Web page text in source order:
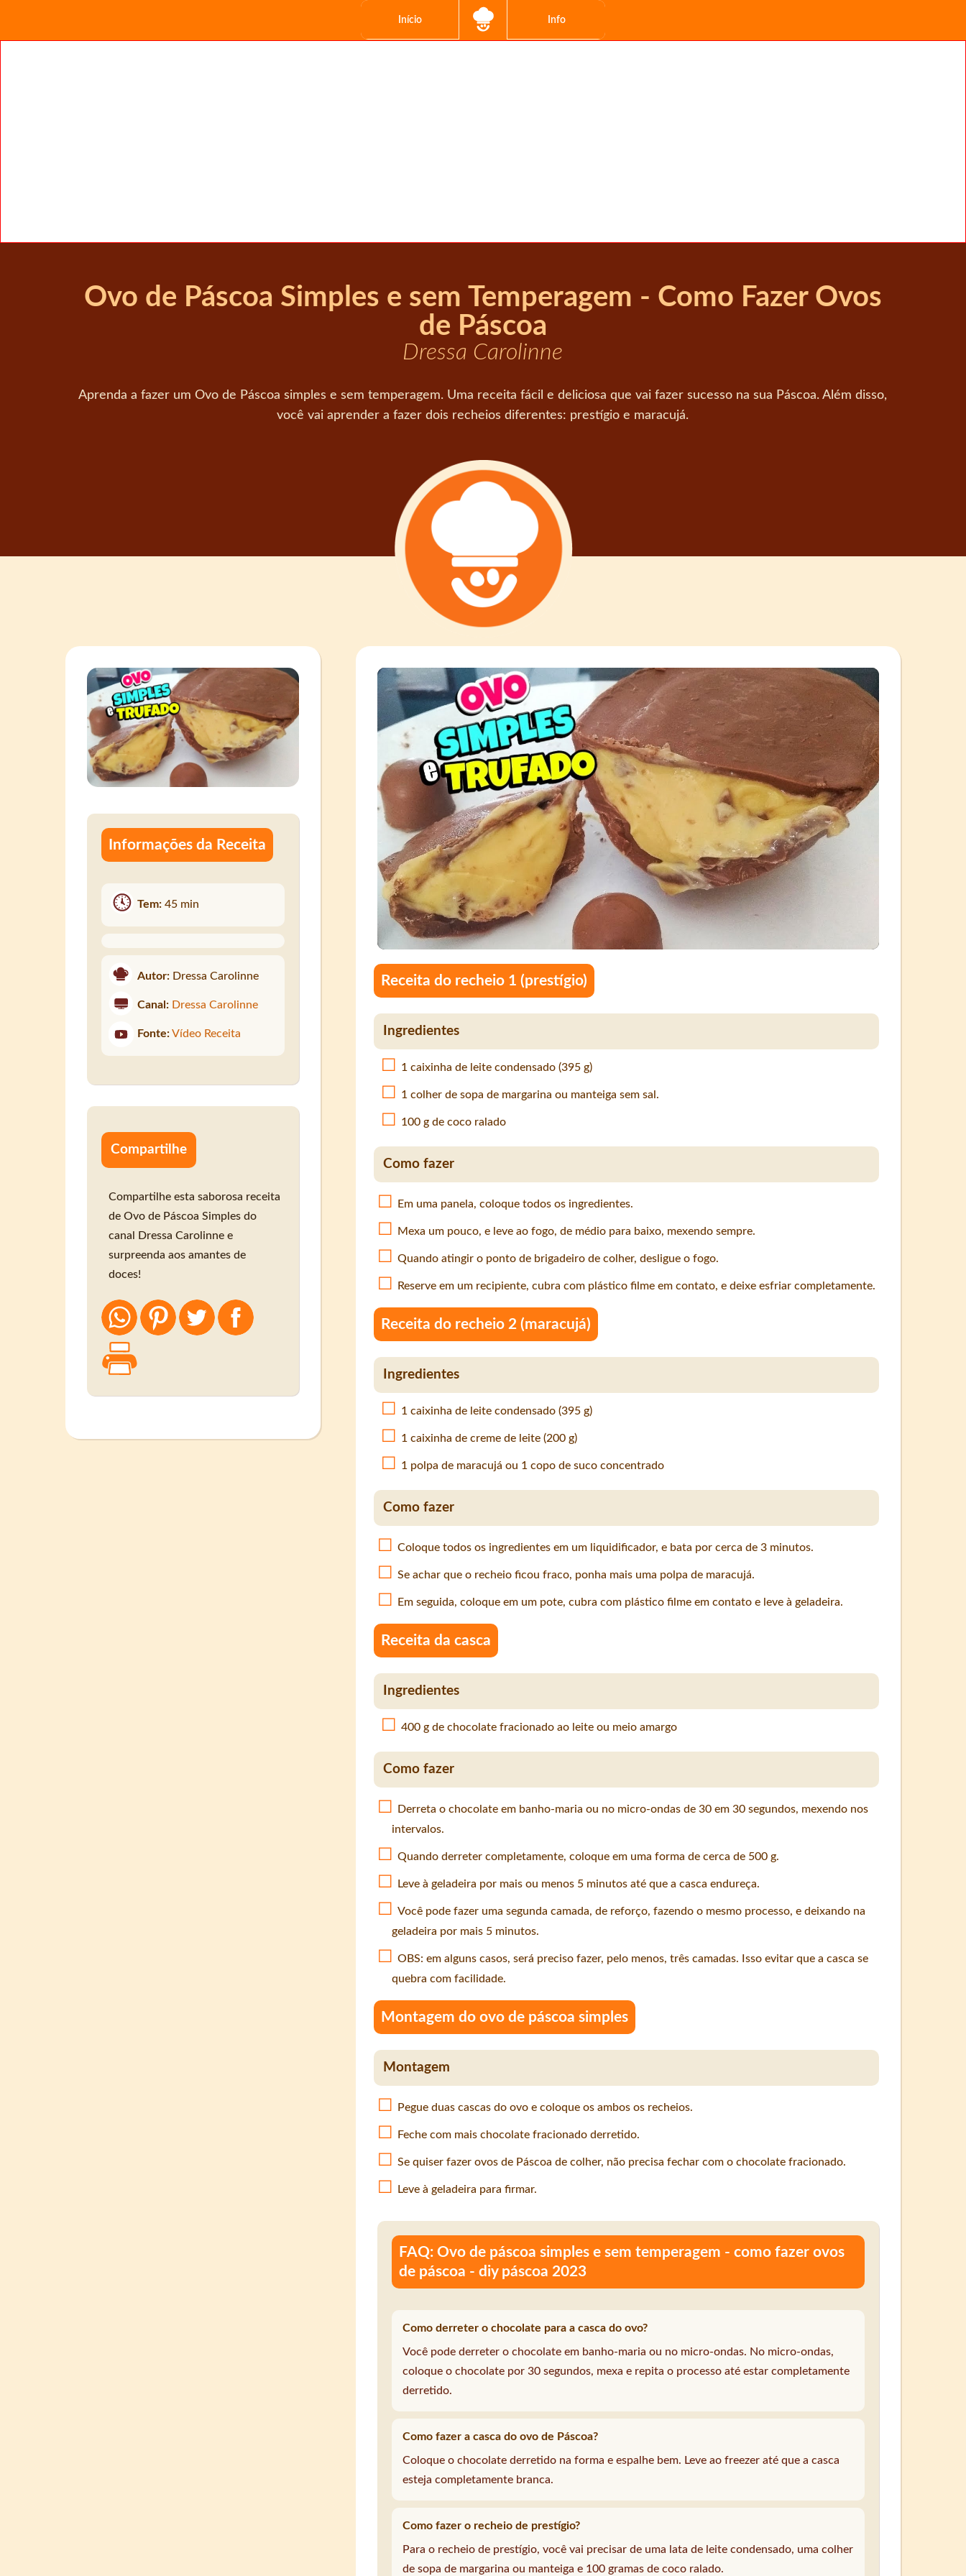
Início Info
Ovo de Páscoa Simples e sem Temperagem - Como Fazer Ovos
de Páscoa
Dressa Carolinne
Aprenda a fazer um Ovo de Páscoa simples e sem temperagem. Uma receita fácil e deliciosa que vai fazer sucesso na sua Páscoa. Além disso,
você vai aprender a fazer dois recheios diferentes: prestígio e maracujá.
Receita do recheio 1 (prestígio)
Ingredientes
1 caixinha de leite condensado (395 g)
1 colher de sopa de margarina ou manteiga sem sal.
100 g de coco ralado
Como fazer
Em uma panela, coloque todos os ingredientes.
Mexa um pouco, e leve ao fogo, de médio para baixo, mexendo sempre.
Quando atingir o ponto de brigadeiro de colher, desligue o fogo.
Reserve em um recipiente, cubra com plástico filme em contato, e deixe esfriar completamente.
Receita do recheio 2 (maracujá)
Ingredientes
1 caixinha de leite condensado (395 g)
1 caixinha de creme de leite (200 g)
1 polpa de maracujá ou 1 copo de suco concentrado
Como fazer
Coloque todos os ingredientes em um liquidificador, e bata por cerca de 3 minutos.
Se achar que o recheio ficou fraco, ponha mais uma polpa de maracujá.
Em seguida, coloque em um pote, cubra com plástico filme em contato e leve à geladeira.
Receita da casca
Ingredientes
400 g de chocolate fracionado ao leite ou meio amargo
Como fazer
Derreta o chocolate em banho-maria ou no micro-ondas de 30 em 30 segundos, mexendo nos
intervalos.
Quando derreter completamente, coloque em uma forma de cerca de 500 g.
Leve à geladeira por mais ou menos 5 minutos até que a casca endureça.
Você pode fazer uma segunda camada, de reforço, fazendo o mesmo processo, e deixando na
geladeira por mais 5 minutos.
OBS: em alguns casos, será preciso fazer, pelo menos, três camadas. Isso evitar que a casca se
quebra com facilidade.
Montagem do ovo de páscoa simples
Montagem
Pegue duas cascas do ovo e coloque os ambos os recheios.
Feche com mais chocolate fracionado derretido.
Se quiser fazer ovos de Páscoa de colher, não precisa fechar com o chocolate fracionado.
Leve à geladeira para firmar.
FAQ: Ovo de páscoa simples e sem temperagem - como fazer ovos
de páscoa - diy páscoa 2023
Como derreter o chocolate para a casca do ovo?
Você pode derreter o chocolate em banho-maria ou no micro-ondas. No micro-ondas,
coloque o chocolate por 30 segundos, mexa e repita o processo até estar completamente
derretido.
Como fazer a casca do ovo de Páscoa?
Coloque o chocolate derretido na forma e espalhe bem. Leve ao freezer até que a casca
esteja completamente branca.
Como fazer o recheio de prestígio?
Para o recheio de prestígio, você vai precisar de uma lata de leite condensado, uma colher
de sopa de margarina ou manteiga e 100 gramas de coco ralado.
Informações da Receita
Tem:45 min
Autor: Dressa Carolinne
Canal: Dressa Carolinne
Fonte: Vídeo Receita
Compartilhe
Compartilhe esta saborosa receita
de Ovo de Páscoa Simples do
canal Dressa Carolinne e
surpreenda aos amantes de
doces!